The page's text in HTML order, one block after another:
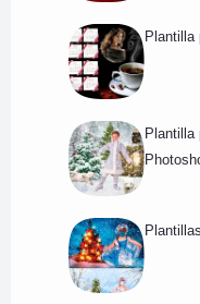
Plantilla
Plantilla